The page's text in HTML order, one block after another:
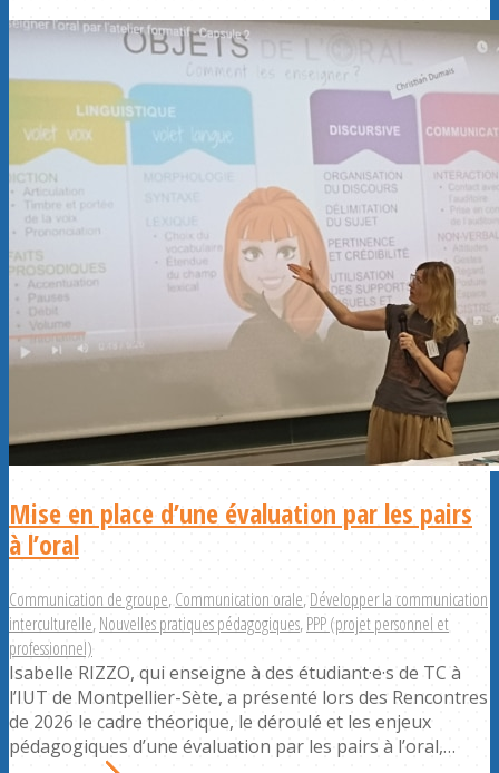
MenuMenu
Mise en place d’une évaluation par les pairs
à l’oral
Communication de groupe,Communication orale,Développer la communication
interculturelle,Nouvelles pratiques pédagogiques,PPP (projet personnel et
professionnel)
Isabelle RIZZO, qui enseigne à des étudiant·e·s de TC à
l’IUT de Montpellier-Sète, a présenté lors des Rencontres
de 2026 le cadre théorique, le déroulé et les enjeux
pédagogiques d’une évaluation par les pairs à l’oral,…